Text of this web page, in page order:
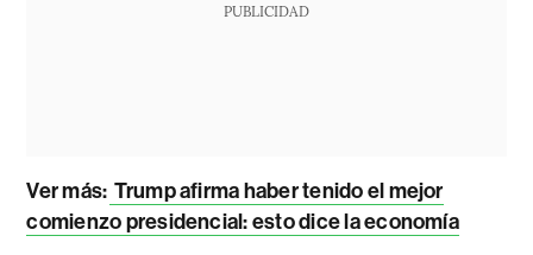
PUBLICIDAD
Ver más: Trump afirma haber tenido el mejor
comienzo presidencial: esto dice la economía